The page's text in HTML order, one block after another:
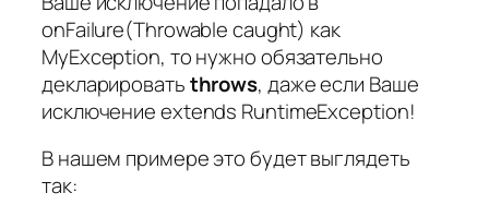
onFailure(Throwable caught) как
MyException, то нужно обязательно
декларироватьthrows, даже если Ваше
исключениеextends RuntimeException!
В нашем примере это будет выглядеть
так: